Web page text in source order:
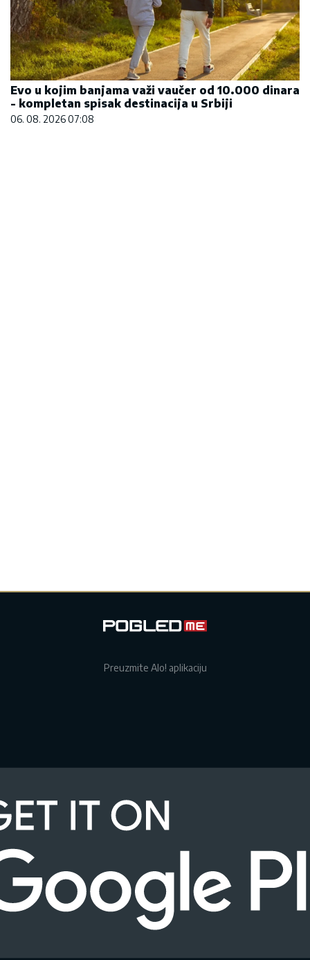
Evo u kojim banjama važi vaučer od 10.000 dinara
- kompletan spisak destinacija u Srbiji
06. 08. 2026 07:08
Preuzmite Alo! aplikaciju